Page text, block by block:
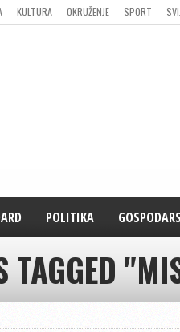
KULTURA OKRUŽENJE SPORT
POLITIKA
TAGGED